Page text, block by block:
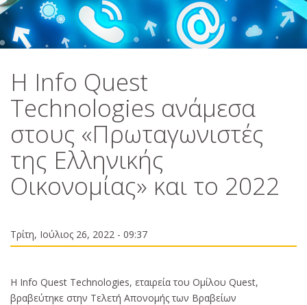
Η Info Quest
Technologies ανάμεσα
στους «Πρωταγωνιστές
της Ελληνικής
Οικονομίας» και το 2022
Τρίτη, Ιούλιος 26, 2022 - 09:37
Η Info Quest Technologies, εταιρεία του Ομίλου Quest,
βραβεύτηκε στην Τελετή Απονομής των Βραβείων